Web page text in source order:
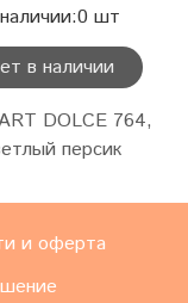
шт
в наличии
DOLCE 764,
персик
и оферта